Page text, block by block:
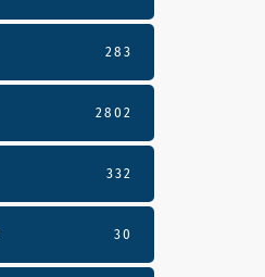
283
2802
332
30